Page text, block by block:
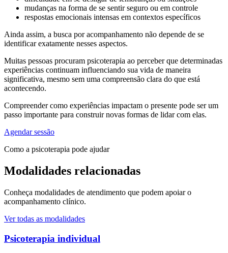
mudanças na forma de se sentir seguro ou em controle
respostas emocionais intensas em contextos específicos
Ainda assim, a busca por acompanhamento não depende de se
identificar exatamente nesses aspectos.
Muitas pessoas procuram psicoterapia ao perceber que determinadas
experiências continuam influenciando sua vida de maneira
significativa, mesmo sem uma compreensão clara do que está
acontecendo.
Compreender como experiências impactam o presente pode ser um
passo importante para construir novas formas de lidar com elas.
Agendar sessão
Como a psicoterapia pode ajudar
Modalidades relacionadas
Conheça modalidades de atendimento que podem apoiar o
acompanhamento clínico.
Ver todas as modalidades
Psicoterapia individual